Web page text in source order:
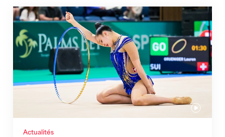
Actualités
Prochaine étape : les Championnats du monde